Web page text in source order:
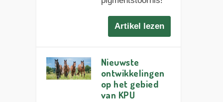
Artikel lezen
Nieuwste
ontwikkelingen
op het gebied
van KPU